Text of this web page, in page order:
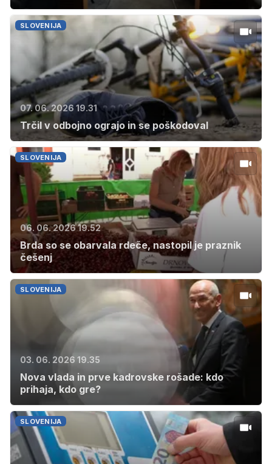
SLOVENIJA
07. 06. 2026 19.31
Trčil v odbojno ograjo in se poškodoval
SLOVENIJA
06. 06. 2026 19.52
Brda so se obarvala rdeče, nastopil je praznik
češenj
SLOVENIJA
03. 06. 2026 19.35
Nova vlada in prve kadrovske rošade: kdo
prihaja, kdo gre?
SLOVENIJA